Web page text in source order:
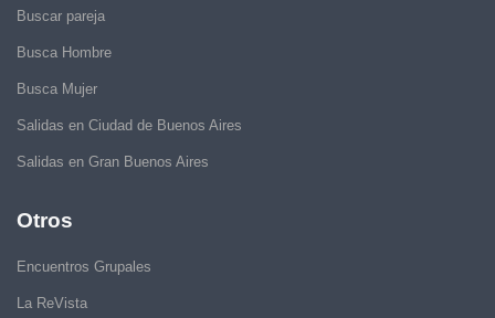
Buscar pareja
Busca Hombre
Busca Mujer
Salidas en Ciudad de Buenos Aires
Salidas en Gran Buenos Aires
Otros
Encuentros Grupales
La ReVista